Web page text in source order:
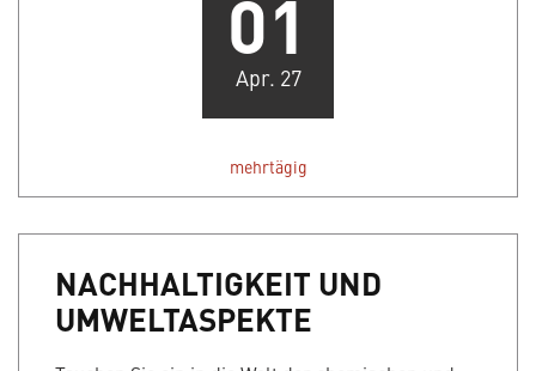
01
Apr. 27
mehrtägig
NACHHALTIGKEIT UND
UMWELTASPEKTE